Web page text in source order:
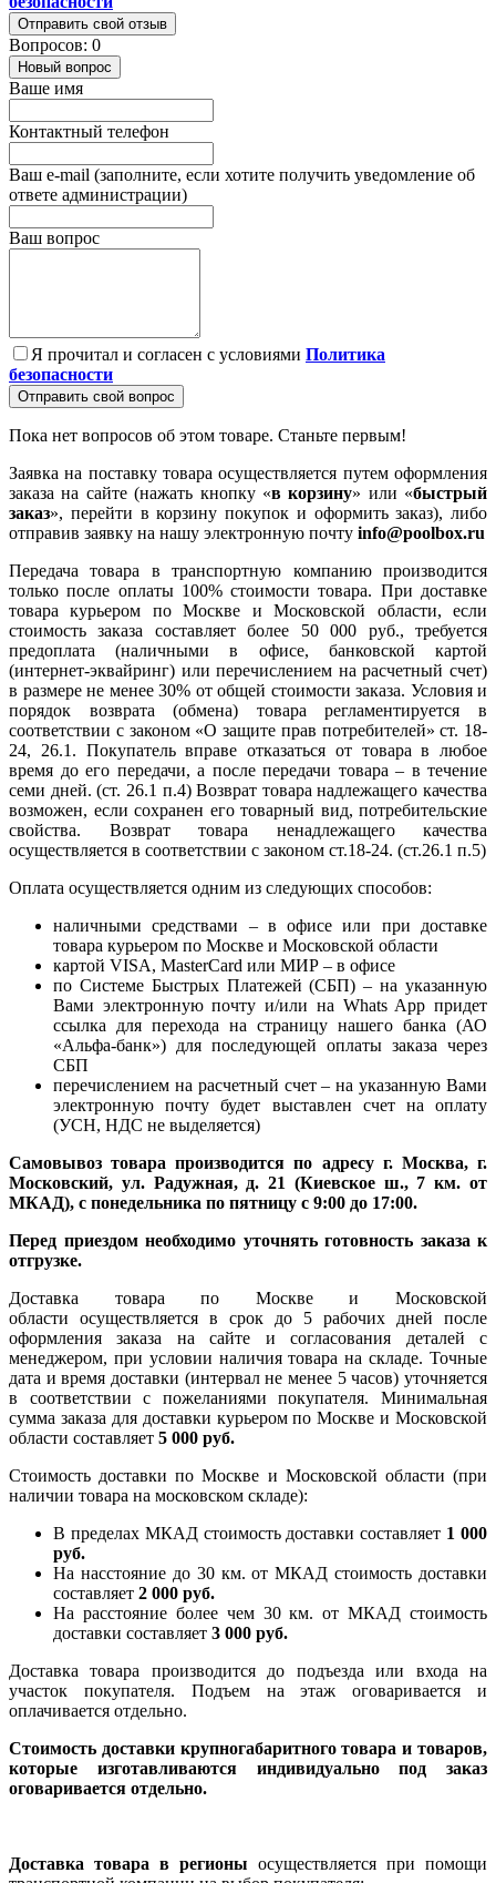
Отправить свой отзыв
Вопросов: 0
Новый вопрос
Ваше имя
Контактный телефон
Ваш e-mail (заполните, если хотите получить уведомление об
ответе администрации)
Ваш вопрос
Я прочитал и согласен с условиями Политика
безопасности
Отправить свой вопрос
Пока нет вопросов об этом товаре. Станьте первым!
Заявка на поставку товара осуществляется путем оформления
заказа на сайте (нажать кнопку «в корзину» или «быстрый
заказ», перейти в корзину покупок и оформить заказ), либо
отправив заявку на нашу электронную почту info@poolbox.ru
Передача товара в транспортную компанию производится
только после оплаты 100% стоимости товара. При доставке
товара курьером по Москве и Московской области, если
стоимость заказа составляет более 50 000 руб., требуется
предоплата (наличными в офисе, банковской картой
(интернет-эквайринг) или перечислением на расчетный счет)
в размере не менее 30% от общей стоимости заказа. Условия и
порядок возврата (обмена) товара регламентируется в
соответствии с законом «О защите прав потребителей» ст. 18-
24, 26.1. Покупатель вправе отказаться от товара в любое
время до его передачи, а после передачи товара – в течение
семи дней. (ст. 26.1 п.4) Возврат товара надлежащего качества
возможен, если сохранен его товарный вид, потребительские
свойства. Возврат товара ненадлежащего качества
осуществляется в соответствии с законом ст.18-24. (ст.26.1 п.5)
Оплата осуществляется одним из следующих способов:
наличными средствами – в офисе или при доставке
товара курьером по Москве и Московской области
картой VISA, MasterCard или МИР – в офисе
по Системе Быстрых Платежей (СБП) – на указанную
Вами электронную почту и/или на Whats App придет
ссылка для перехода на страницу нашего банка (АО
«Альфа-банк») для последующей оплаты заказа через
СБП
перечислением на расчетный счет – на указанную Вами
электронную почту будет выставлен счет на оплату
(УСН, НДС не выделяется)
Самовывоз товара производится по адресу г. Москва, г.
Московский, ул. Радужная, д. 21 (Киевское ш., 7 км. от
МКАД), с понедельника по пятницу с 9:00 до 17:00.
Перед приездом необходимо уточнять готовность заказа к
отгрузке.
Доставка товара по Москве и Московской
области осуществляется в срок до 5 рабочих дней после
оформления заказа на сайте и согласования деталей с
менеджером, при условии наличия товара на складе. Точные
дата и время доставки (интервал не менее 5 часов) уточняется
в соответствии с пожеланиями покупателя. Минимальная
сумма заказа для доставки курьером по Москве и Московской
области составляет 5 000 руб.
Стоимость доставки по Москве и Московской области (при
наличии товара на московском складе):
В пределах МКАД стоимость доставки составляет 1 000
руб.
На насcтояние до 30 км. от МКАД стоимость доставки
составляет 2 000 руб.
На расстояние более чем 30 км. от МКАД стоимость
доставки составляет 3 000 руб.
Доставка товара производится до подъезда или входа на
участок покупателя. Подъем на этаж оговаривается и
оплачивается отдельно.
Стоимость доставки крупногабаритного товара и товаров,
которые изготавливаются индивидуально под заказ
оговаривается отдельно.
Доставка товара в регионы осуществляется при помощи